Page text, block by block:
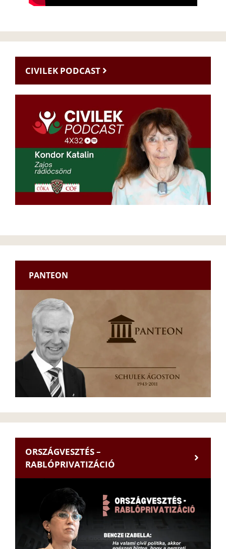
CIVILEK PODCAST
PANTEON
ORSZÁGVESZTÉS –
RABLÓPRIVATIZÁCIÓ